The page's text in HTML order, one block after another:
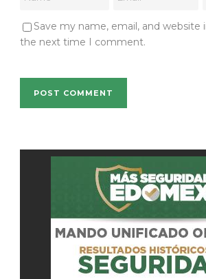
Save my name, email, and website
the next time I comment.